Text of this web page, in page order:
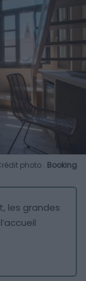
photo : Booking
les grandes